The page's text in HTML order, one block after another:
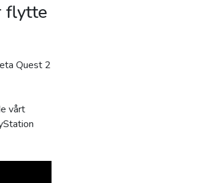
flytte
Quest 2
vårt